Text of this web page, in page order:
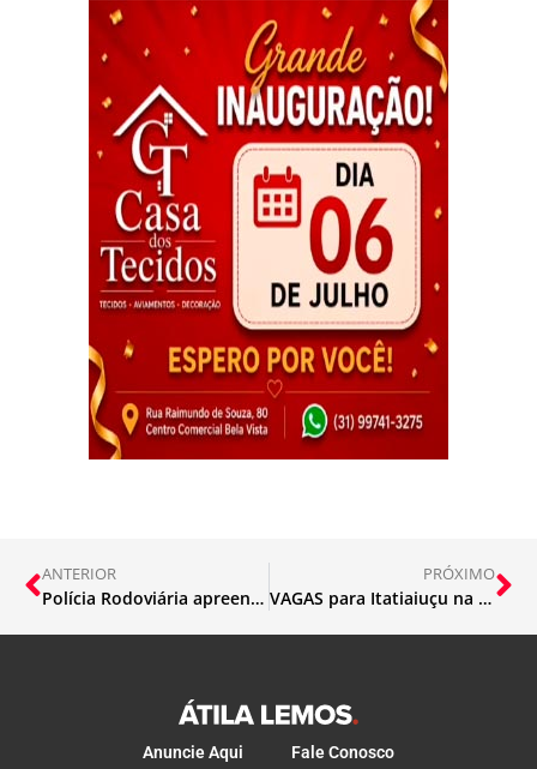
ANTERIOR
Polícia Rodoviária apreende 6 barras de maconha
PRÓXIMO
VAGAS para Itatiaiuçu na TERRAÇO
Anuncie Aqui Fale Conosco